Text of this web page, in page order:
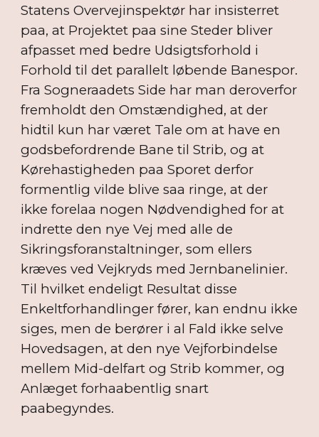
Statens Overvejinspektør har insisterret
paa, at Projektet paa sine Steder bliver
afpasset med bedre Udsigtsforhold i
Forhold til det parallelt løbende Banespor.
Fra Sogneraadets Side har man deroverfor
fremholdt den Omstændighed, at der
hidtil kun har været Tale om at have en
godsbefordrende Bane til Strib, og at
Kørehastigheden paa Sporet derfor
formentlig vilde blive saa ringe, at der
ikke forelaa nogen Nødvendighed for at
indrette den nye Vej med alle de
Sikringsforanstaltninger, som ellers
kræves ved Vejkryds med Jernbanelinier.
Til hvilket endeligt Resultat disse
Enkeltforhandlinger fører, kan endnu ikke
siges, men de berører i al Fald ikke selve
Hovedsagen, at den nye Vejforbindelse
mellem Mid-delfart og Strib kommer, og
Anlæget forhaabentlig snart
paabegyndes.